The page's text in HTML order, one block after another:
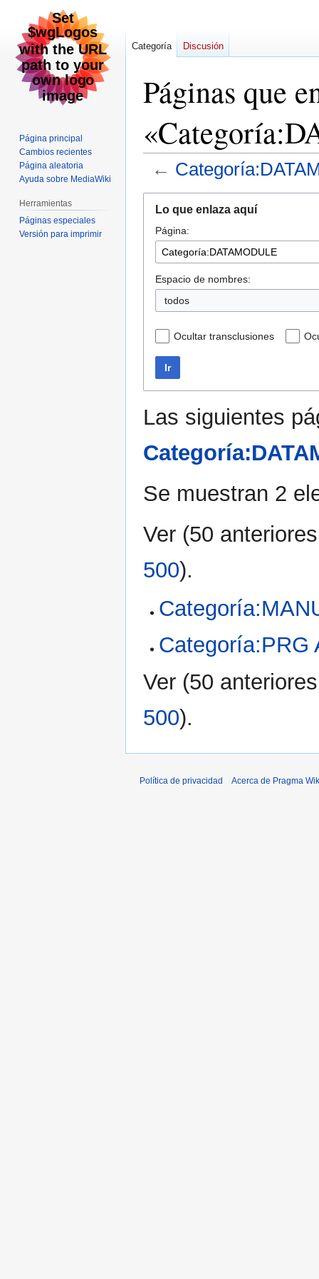
Páginas que
←
navegación
búsqueda
Lo que enlaza aquí
Página:
Espacio de nombres:
todos
Ocultar transclusiones
Ir
Las siguientes
Se muestran 2
Ver (50 anteriores
500).
Categoría:PRG
Ver (50 anteriores
500).
Categoría Discusión
Página principal
Cambios recientes
Página aleatoria
Ayuda sobre MediaWiki
Herramientas
Páginas especiales
Versión para imprimir
Política de privacidad Acerca de Pragma